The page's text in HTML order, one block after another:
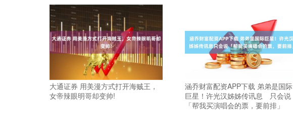
大通证券 用美漫方式打开海贼王，
女帝辣眼明哥却变帅!
涵乔财富配资APP下载 弟弟是国际
巨星！许光汉姊姊传讯息 只会说
「帮我买演唱会的票，要前排」